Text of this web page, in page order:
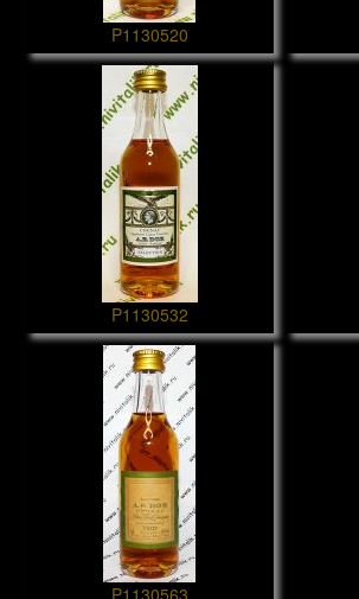
P1130520
P1130532
P1130563